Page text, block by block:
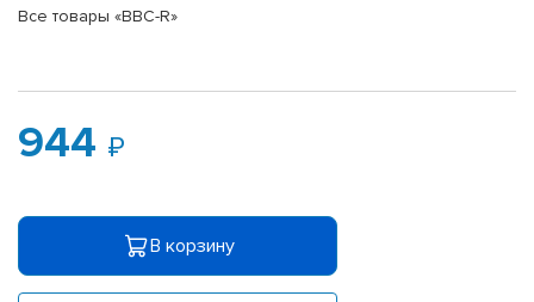
Все товары «BBC-R»
944
В корзину